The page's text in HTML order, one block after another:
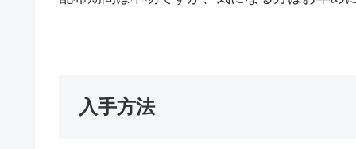
入手方法